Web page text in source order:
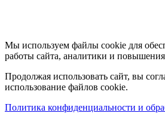
Мы используем файлы cookie для
работы сайта, аналитики и повышения
Продолжая использовать сайт, вы
использование файлов cookie.
Политика конфиденциальности и